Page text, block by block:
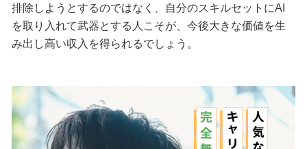
排除しようとするのではなく、自分のスキルセットにAI
を取り入れて武器とする人こそが、今後大きな価値を生
み出し高い収入を得られるでしょう。